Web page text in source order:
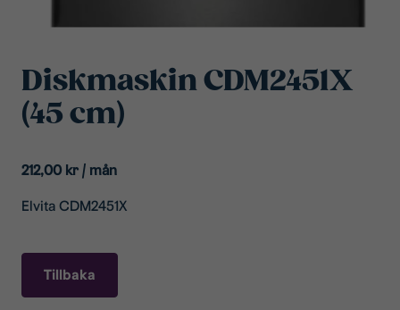
Diskmaskin CDM2451X
(45 cm)
212,00 kr / mån
Elvita CDM2451X
Tillbaka